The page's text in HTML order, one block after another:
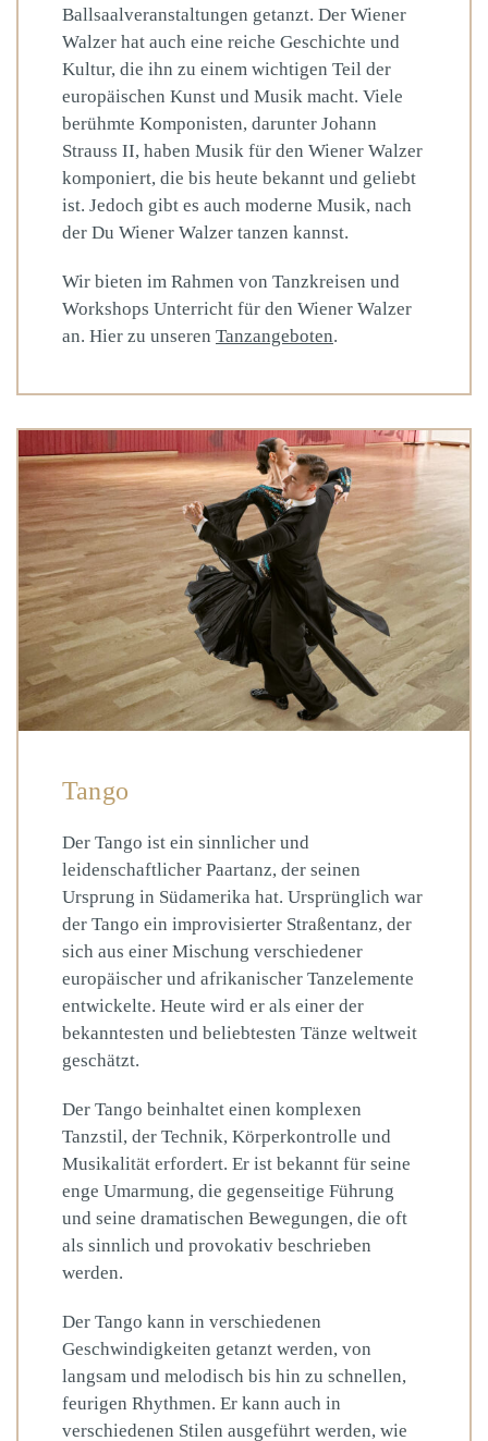
Ballsaalveranstaltungen getanzt. Der Wiener
Walzer hat auch eine reiche Geschichte und
Kultur, die ihn zu einem wichtigen Teil der
europäischen Kunst und Musik macht. Viele
berühmte Komponisten, darunter Johann
Strauss II, haben Musik für den Wiener Walzer
komponiert, die bis heute bekannt und geliebt
ist. Jedoch gibt es auch moderne Musik, nach
der Du Wiener Walzer tanzen kannst.
Wir bieten im Rahmen von Tanzkreisen und
Workshops Unterricht für den Wiener Walzer
an. Hier zu unseren Tanzangeboten.
Tango
Der Tango ist ein sinnlicher und
leidenschaftlicher Paartanz, der seinen
Ursprung in Südamerika hat. Ursprünglich war
der Tango ein improvisierter Straßentanz, der
sich aus einer Mischung verschiedener
europäischer und afrikanischer Tanzelemente
entwickelte. Heute wird er als einer der
bekanntesten und beliebtesten Tänze weltweit
geschätzt.
Der Tango beinhaltet einen komplexen
Tanzstil, der Technik, Körperkontrolle und
Musikalität erfordert. Er ist bekannt für seine
enge Umarmung, die gegenseitige Führung
und seine dramatischen Bewegungen, die oft
als sinnlich und provokativ beschrieben
werden.
Der Tango kann in verschiedenen
Geschwindigkeiten getanzt werden, von
langsam und melodisch bis hin zu schnellen,
feurigen Rhythmen. Er kann auch in
verschiedenen Stilen ausgeführt werden, wie